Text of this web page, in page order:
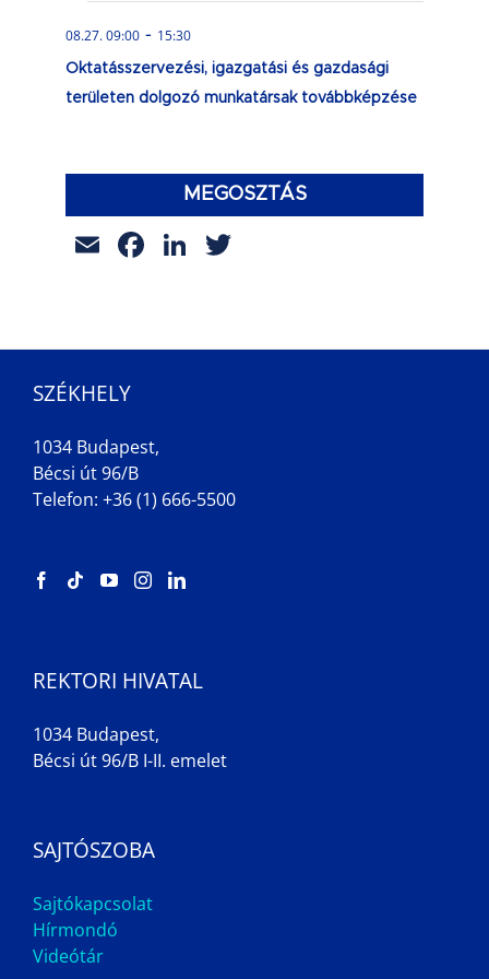
08.27. 09:00 - 15:30
Oktatásszervezési, igazgatási és gazdasági
területen dolgozó munkatársak továbbképzése
MEGOSZTÁS
EmailFacebook
LinkedIn
SZÉKHELY
1034 Budapest,
Bécsi út 96/B
Telefon: +36 (1) 666-5500
REKTORI HIVATAL
1034 Budapest,
Bécsi út 96/B I-II. emelet
SAJTÓSZOBA
Sajtókapcsolat
Hírmondó
Videótár